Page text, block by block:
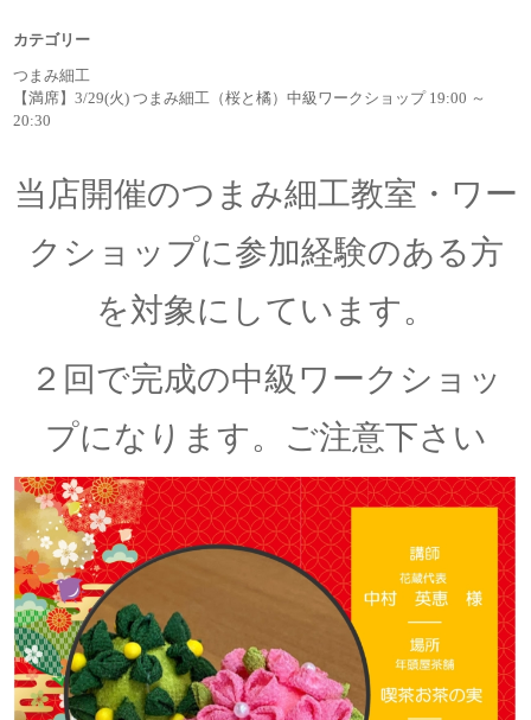
カテゴリー
つまみ細工
【満席】3/29(火) つまみ細工（桜と橘）中級ワークショップ 19:00 ～
20:30
当店開催のつまみ細工教室・ワー
クショップに参加経験のある方
を対象にしています。
２回で完成の中級ワークショッ
プになります。ご注意下さい